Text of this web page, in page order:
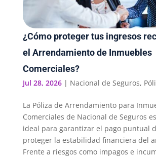
¿Cómo proteger tus ingresos
el Arrendamiento de Inmuebles
Comerciales?
Jul 28, 2026| Nacional de Seguros,
La Póliza de Arrendamiento para
Comerciales de Nacional de Seguros
ideal para garantizar el pago puntual
proteger la estabilidad financiera del
Frente a riesgos como impagos e